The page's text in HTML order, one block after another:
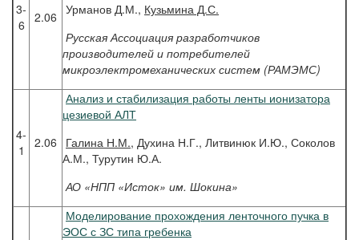
3-
6
2.06 Урманов Д.М., Кузьмина Д.С.
Русская Ассоциация разработчиков
производителей и потребителей
микроэлектромеханических систем (РАМЭМС)
4-
1
2.06
Анализ и стабилизация работы ленты ионизатора
цезиевой АЛТ
Галина Н.М., Духина Н.Г., Литвинюк И.Ю., Соколов
А.М., Турутин Ю.А.
АО «НПП «Исток» им. Шокина»
Моделирование прохождения ленточного пучка в
ЭОС с ЗС типа гребенка